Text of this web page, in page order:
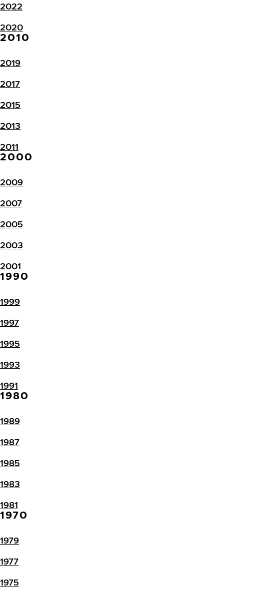
2022
2020
2010
2019
2017
2015
2013
2011
2000
2009
2007
2005
2003
2001
1990
1999
1997
1995
1993
1991
1980
1989
1987
1985
1983
1981
1970
1979
1977
1975